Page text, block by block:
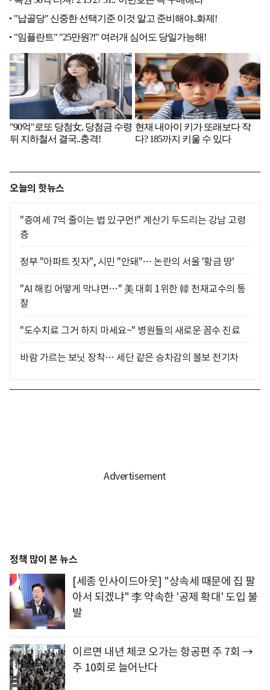
오늘의 핫뉴스
"증여세 7억 줄이는 법 있구먼!" 계산기 두드리는 강남 고령
층
정부 "아파트 짓자", 시민 "안돼"… 논란의 서울 '황금 땅'
"AI 해킹 어떻게 막냐면…" 美 대회 1위한 韓 천재교수의 통
찰
"도수치료 그거 하지 마세요~" 병원들의 새로운 꼼수 진료
바람 가르는 보닛 장착… 세단 같은 승차감의 볼보 전기차
정책 많이 본 뉴스
[세종 인사이드아웃] "상속세 때문에 집 팔
아서 되겠냐" 李 약속한 '공제 확대' 도입 불
발
이르면 내년 체코 오가는 항공편 주 7회 →
주 10회로 늘어난다